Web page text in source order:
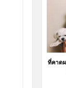
ที่คาด